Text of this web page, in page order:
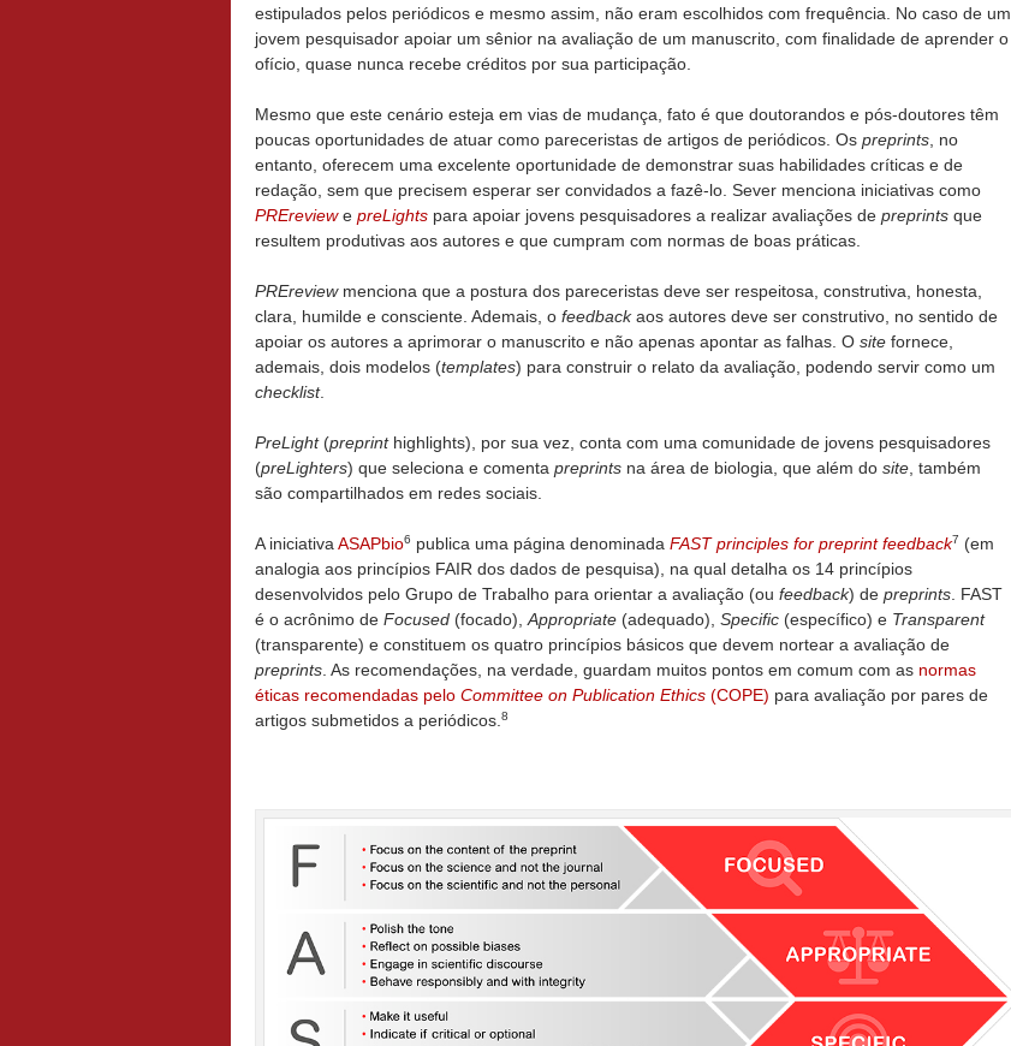
estipulados pelos periódicos e mesmo assim, não eram escolhidos com frequência. No caso de um
jovem pesquisador apoiar um sênior na avaliação de um manuscrito, com finalidade de aprender o
ofício, quase nunca recebe créditos por sua participação.
Mesmo que este cenário esteja em vias de mudança, fato é que doutorandos e pós-doutores têm
poucas oportunidades de atuar como pareceristas de artigos de periódicos. Os preprints , no
entanto, oferecem uma excelente oportunidade de demonstrar suas habilidades críticas e de
redação, sem que precisem esperar ser convidados a fazê-lo. Sever menciona iniciativas como
PREreviewe preLights para apoiar jovens pesquisadores a realizar avaliações de preprints que
resultem produtivas aos autores e que cumpram com normas de boas práticas.
PREreviewmenciona que a postura dos pareceristas deve ser respeitosa, construtiva, honesta,
clara, humilde e consciente. Ademais, o feedbackaos autores deve ser construtivo, no sentido de
apoiar os autores a aprimorar o manuscrito e não apenas apontar as falhas. O site fornece,
ademais, dois modelos (templates) para construir o relato da avaliação, podendo servir como um
checklist.
PreLight(preprinthighlights), por sua vez, conta com uma comunidade de jovens pesquisadores
(preLighters) que seleciona e comenta preprints na área de biologia, que além do site , também
são compartilhados em redes sociais.
A iniciativa ASAPbio6 publica uma página denominada FAST principles for preprint feedback7 (em
analogia aos princípios FAIR dos dados de pesquisa), na qual detalha os 14 princípios
desenvolvidos pelo Grupo de Trabalho para orientar a avaliação (ou feedback) de preprints . FAST
é o acrônimo de Focused (focado), Appropriate (adequado), Specific (específico) e Transparent
(transparente) e constituem os quatro princípios básicos que devem nortear a avaliação de
preprints . As recomendações, na verdade, guardam muitos pontos em comum com as normas
éticas recomendadas pelo Committee on Publication Ethics (COPE) para avaliação por pares de
artigos submetidos a periódicos. 8